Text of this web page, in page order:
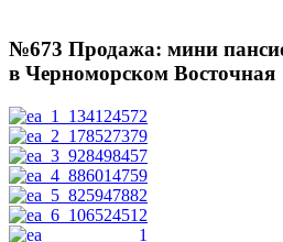
№673 Продажа: мини
в Черноморском Восточная